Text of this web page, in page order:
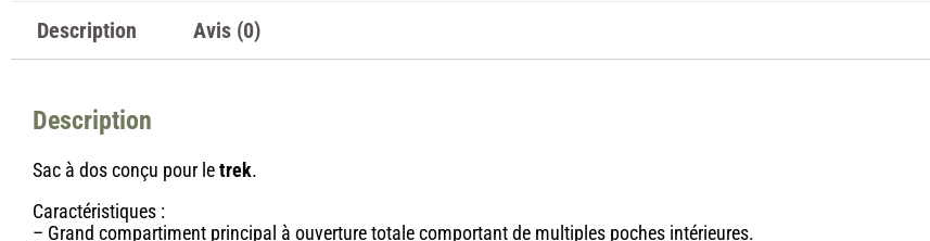
Description Avis (0)
Description
Sac à dos conçu pour letrek.
Caractéristiques :
– Grand compartiment principal à ouverture totale comportant de multiples poches intérieures.